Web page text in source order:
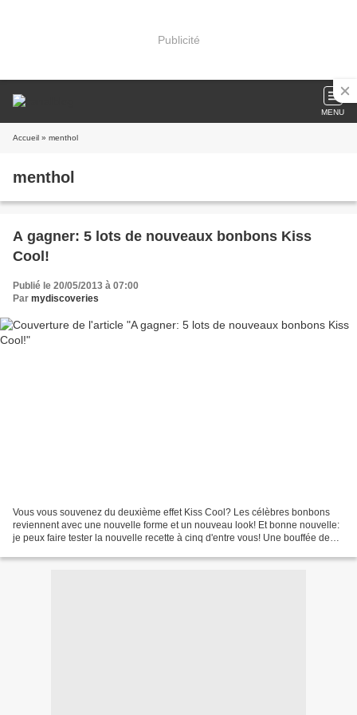
Publicité
MENU
Accueil » menthol
menthol
A gagner: 5 lots de nouveaux bonbons Kiss
Cool!
Publié le 20/05/2013 à 07:00
Par mydiscoveries
Vous vous souvenez du deuxième effet Kiss Cool? Les célèbres bonbons
reviennent avec une nouvelle forme et un nouveau look! Et bonne nouvelle:
je peux faire tester la nouvelle recette à cinq d'entre vous! Une bouffée de